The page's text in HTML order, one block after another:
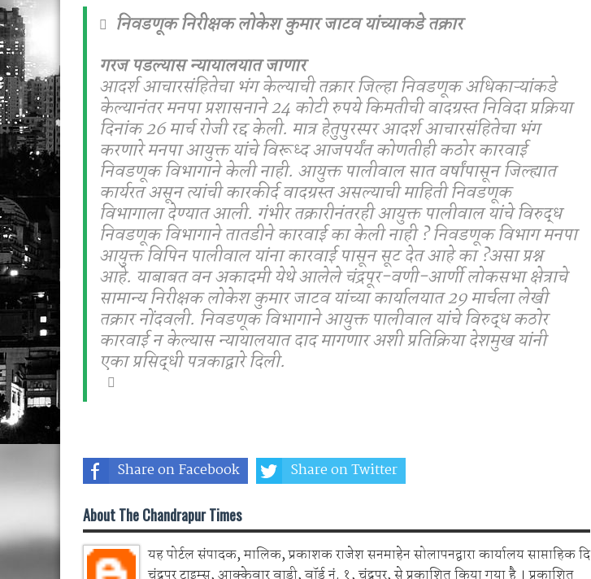
निवडणूक निरीक्षक लोकेश कुमार जाटव यांच्याकडे तक्रार
गरज पडल्यास न्यायालयात जाणार
आदर्श आचारसंहितेचा भंग केल्याची तक्रार जिल्हा निवडणूक अधिकाऱ्यांकडे
केल्यानंतर मनपा प्रशासनाने 24 कोटी रुपये किमतीची वादग्रस्त निविदा प्रक्रिया
दिनांक 26 मार्च रोजी रद्द केली. मात्र हेतुपुरस्पर आदर्श आचारसंहितेचा भंग
करणारे मनपा आयुक्त यांचे विरूध्द आजपर्यंत कोणतीही कठोर कारवाई
निवडणूक विभागाने केली नाही. आयुक्त पालीवाल सात वर्षांपासून जिल्ह्यात
कार्यरत असून त्यांची कारकीर्द वादग्रस्त असल्याची माहिती निवडणूक
विभागाला देण्यात आली. गंभीर तक्रारीनंतरही आयुक्त पालीवाल यांचे विरुद्ध
निवडणूक विभागाने तातडीने कारवाई का केली नाही ? निवडणूक विभाग मनपा
आयुक्त विपिन पालीवाल यांना कारवाई पासून सूट देत आहे का ?असा प्रश्न
आहे. याबाबत वन अकादमी येथे आलेले चंद्रपूर-वणी-आर्णी लोकसभा क्षेत्राचे
सामान्य निरीक्षक लोकेश कुमार जाटव यांच्या कार्यालयात 29 मार्चला लेखी
तक्रार नोंदवली. निवडणूक विभागाने आयुक्त पालीवाल यांचे विरुद्ध कठोर
कारवाई न केल्यास न्यायालयात दाद मागणार अशी प्रतिक्रिया देशमुख यांनी
एका प्रसिद्धी पत्रकाद्वारे दिली.
Share on Facebook Share on Twitter
About The Chandrapur Times
यह पोर्टल संपादक, मालिक, प्रकाशक राजेश सनमाहेन सोलापनद्वारा कार्यालय साप्ताहिक दि